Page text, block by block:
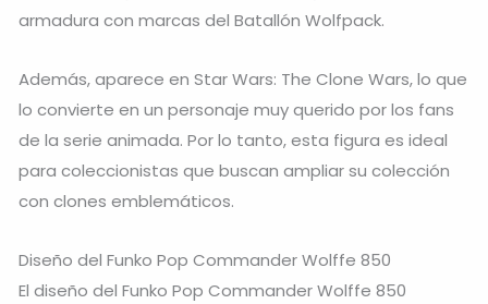
armadura con marcas del Batallón Wolfpack.
Además, aparece en Star Wars: The Clone Wars, lo que
lo convierte en un personaje muy querido por los fans
de la serie animada. Por lo tanto, esta figura es ideal
para coleccionistas que buscan ampliar su colección
con clones emblemáticos.
Diseño del Funko Pop Commander Wolffe 850
El diseño del Funko Pop Commander Wolffe 850